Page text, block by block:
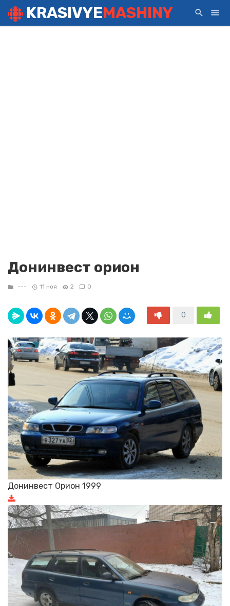
KRASIVYEMASHINY
Донинвест орион
--- 11 ноя 2 0
0
Донинвест Орион 1999